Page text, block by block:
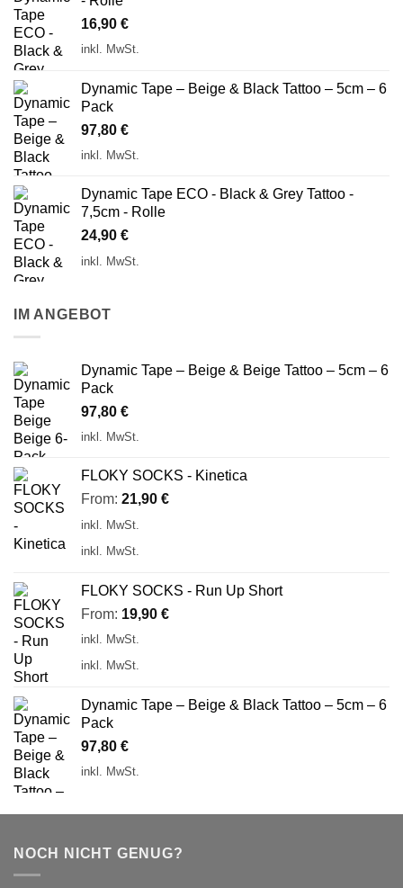
16,90 €
inkl. MwSt.
Dynamic Tape – Beige & Black Tattoo – 5cm – 6
Pack
97,80 €
inkl. MwSt.
Dynamic Tape ECO - Black & Grey Tattoo -
7,5cm - Rolle
24,90 €
inkl. MwSt.
IM ANGEBOT
Dynamic Tape – Beige & Beige Tattoo – 5cm – 6
Pack
97,80 €
inkl. MwSt.
FLOKY SOCKS - Kinetica
From: 21,90 €
inkl. MwSt.
inkl. MwSt.
FLOKY SOCKS - Run Up Short
From: 19,90 €
inkl. MwSt.
inkl. MwSt.
Dynamic Tape – Beige & Black Tattoo – 5cm – 6
Pack
97,80 €
inkl. MwSt.
NOCH NICHT GENUG?